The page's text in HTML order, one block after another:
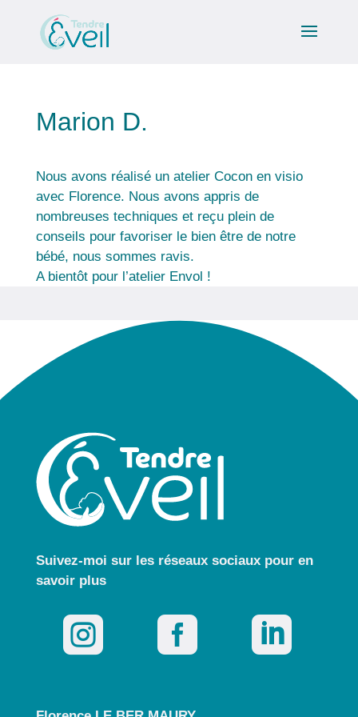
Marion D.
Nous avons réalisé un atelier Cocon en visio
avec Florence. Nous avons appris de
nombreuses techniques et reçu plein de
conseils pour favoriser le bien être de notre
bébé, nous sommes ravis.
A bientôt pour l’atelier Envol !
Suivez-moi sur les réseaux sociaux pouren
savoir plus
  